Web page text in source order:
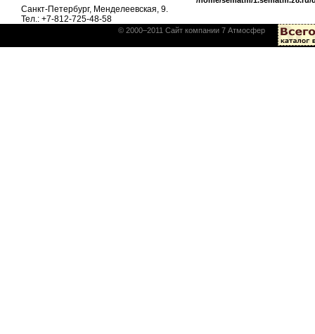
Санкт-Петербург, Менделеевская, 9.
Тел.: +7-812-725-48-58
© 2000–2011 Сайт компании 7 Атмосфер